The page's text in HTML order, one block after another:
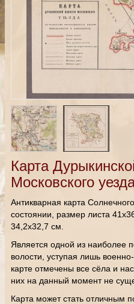
Карта
Московского
Антикварная карта
состоянии, размер листа
34,2х32,7 см.
Является одной из наиболее
волости, уступая лишь
карте отмечены все сёла и
них на данный момент не
Карта может стать отличным